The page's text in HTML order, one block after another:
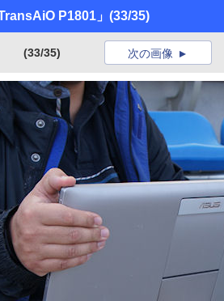
P1801」 (33/35)
(33/35) 次の画像